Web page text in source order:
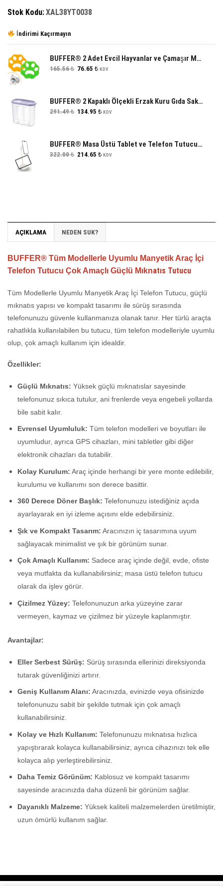
Stok Kodu:XAL38YT0038
İndirimi Kaçırmayın
BUFFER® 2 Adet Evcil Hayvanlar ve Çamaşır Makinesi İçin Pati Şekilli Renkli Tüy Temizleme Aparatı
165.56₺ Orijinal
76.65 ₺Şu
KDV
BUFFER® 2 Kapaklı Ölçekli Erzak Kuru Gıda Saklama Kutusu Kabı - 1,7 Litre - SA935
291.49₺ Orijinal
134.95 ₺Şu
KDV
BUFFER® Masa Üstü Tablet ve Telefon Tutucu Plastik Aparat Beyaz Telefon Standı
322.00₺ Orijinal
214.65 ₺ŞuKDV
AÇIKLAMA NEDEN SUK?
BUFFER® Tüm Modellerle Uyumlu Manyetik Araç İçi
Telefon Tutucu Çok Amaçlı Güçlü Mıknatıs Tutucu
Tüm Modellerle Uyumlu Manyetik Araç İçi Telefon Tutucu, güçlü
mıknatıs yapısı ve kompakt tasarımı ile sürüş sırasında
telefonunuzu güvenle kullanmanıza olanak tanır. Her türlü araçta
rahatlıkla kullanılabilen bu tutucu, tüm telefon modelleriyle uyumlu
olup, çok amaçlı kullanım için idealdir.
Özellikler:
Güçlü Mıknatıs: Yüksek güçlü mıknatıslar sayesinde
telefonunuz sıkıca tutulur, ani frenlerde veya engebeli yollarda
bile sabit kalır.
Evrensel Uyumluluk: Tüm telefon modelleri ve boyutları ile
uyumludur, ayrıca GPS cihazları, mini tabletler gibi diğer
elektronik cihazları da tutabilir.
Kolay Kurulum: Araç içinde herhangi bir yere monte edilebilir,
kurulumu ve kullanımı son derece basittir.
360 Derece Döner Başlık: Telefonunuzu istediğiniz açıda
ayarlayarak en iyi izleme açısını elde edebilirsiniz.
Şık ve Kompakt Tasarım: Aracınızın iç tasarımına uyum
sağlayacak minimalist ve şık bir görünüm sunar.
Çok Amaçlı Kullanım: Sadece araç içinde değil, evde, ofiste
veya mutfakta da kullanabilirsiniz; masa üstü telefon tutucu
olarak da işlev görür.
Çizilmez Yüzey: Telefonunuzun arka yüzeyine zarar
vermeyen, kaymaz ve çizilmez bir yüzeyle kaplanmıştır.
Avantajlar:
Eller Serbest Sürüş: Sürüş sırasında ellerinizi direksiyonda
tutarak güvenliğinizi artırır.
Geniş Kullanım Alanı: Aracınızda, evinizde veya ofisinizde
telefonunuzu sabit bir şekilde tutmak için çok amaçlı
kullanabilirsiniz.
Kolay ve Hızlı Kullanım: Telefonunuzu mıknatısa hızlıca
yapıştırarak kolayca kullanabilirsiniz; ayrıca cihazınızı tek elle
kolayca alıp yerleştirebilirsiniz.
Daha Temiz Görünüm: Kablosuz ve kompakt tasarımı
sayesinde aracınızda daha düzenli bir görünüm sağlar.
Dayanıklı Malzeme: Yüksek kaliteli malzemelerden üretilmiştir,
uzun ömürlü kullanım sağlar.